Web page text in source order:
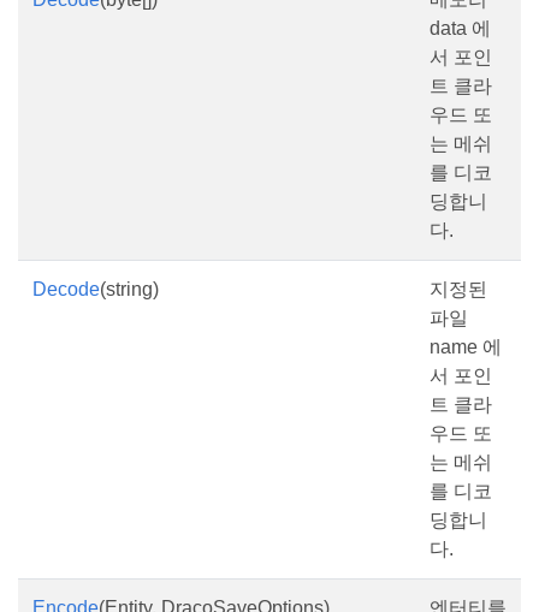
data 에
서 포인
트 클라
우드 또
는 메쉬
를 디코
딩합니
다.
Decode(string)
지정된
파일
name 에
서 포인
트 클라
우드 또
는 메쉬
를 디코
딩합니
다.
Encode(Entity, DracoSaveOptions)
엔터티를